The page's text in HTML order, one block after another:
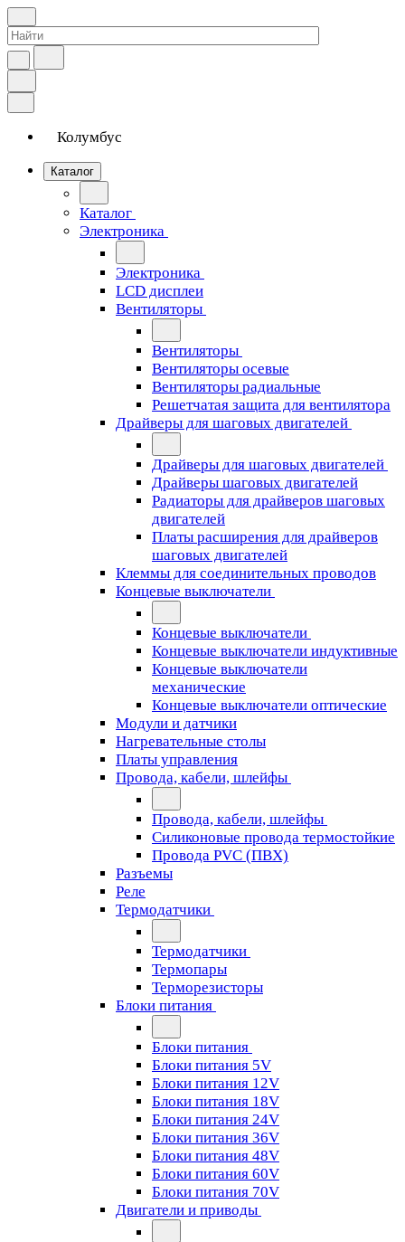
Колумбус
Каталог
Каталог
Электроника
Электроника
LCD дисплеи
Вентиляторы
Вентиляторы
Вентиляторы осевые
Вентиляторы радиальные
Решетчатая защита для вентилятора
Драйверы для шаговых двигателей
Драйверы для шаговых двигателей
Драйверы шаговых двигателей
Радиаторы для драйверов шаговых
двигателей
Платы расширения для драйверов
шаговых двигателей
Клеммы для соединительных проводов
Концевые выключатели
Концевые выключатели
Концевые выключатели индуктивные
Концевые выключатели
механические
Концевые выключатели оптические
Модули и датчики
Нагревательные столы
Платы управления
Провода, кабели, шлейфы
Провода, кабели, шлейфы
Силиконовые провода термостойкие
Провода PVC (ПВХ)
Разъемы
Реле
Термодатчики
Термодатчики
Термопары
Терморезисторы
Блоки питания
Блоки питания
Блоки питания 5V
Блоки питания 12V
Блоки питания 18V
Блоки питания 24V
Блоки питания 36V
Блоки питания 48V
Блоки питания 60V
Блоки питания 70V
Двигатели и приводы